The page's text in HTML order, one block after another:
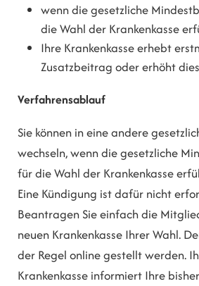
wenn die gesetzliche
die Wahl der Krankenkasse
Ihre Krankenkasse erhebt
Zusatzbeitrag oder erhöht
Verfahrensablauf
Sie können in eine andere
wechseln, wenn die gesetzliche
für die Wahl der Krankenkasse
Eine Kündigung ist dafür nicht
Beantragen Sie einfach die
neuen Krankenkasse Ihrer Wahl.
der Regel online gestellt werden.
Krankenkasse informiert Ihre